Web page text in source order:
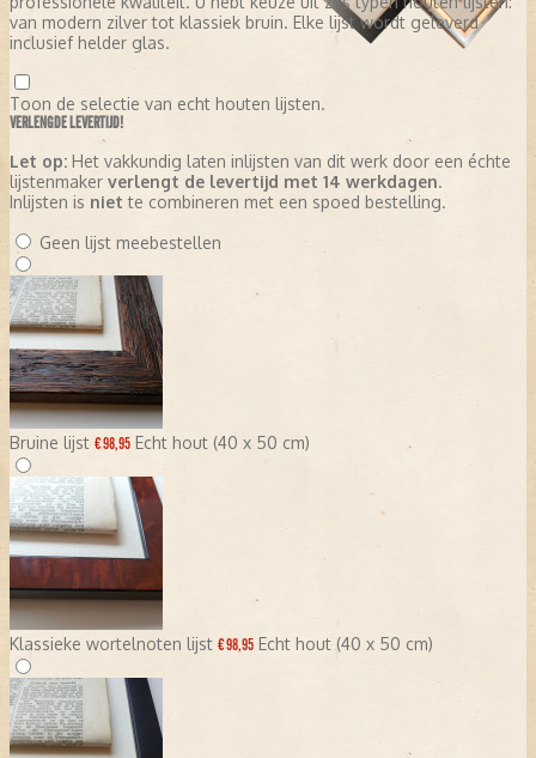
van modern zilver tot klassiek bruin. Elke lijst wordt geleverd
inclusief helder glas.
Toon de selectie van echt houten lijsten.
VERLENGDE LEVERTIJD!
Let op: Het vakkundig laten inlijsten van dit werk door een échte
lijstenmaker verlengt de levertijd met 14 werkdagen.
Inlijsten is niet te combineren met een spoed bestelling.
Geen lijst meebestellen
Bruine lijst € 98,95 Echt hout (40 x 50 cm)
Klassieke wortelnoten lijst € 98,95 Echt hout (40 x 50 cm)